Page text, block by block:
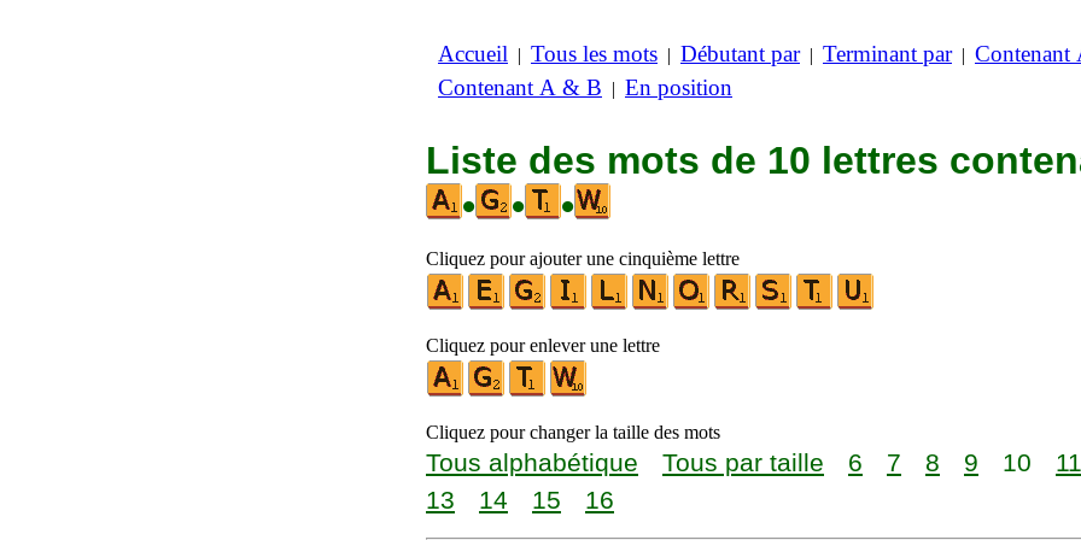
Accueil | Tous les mots | Débutant par| Terminant par| Contenant
Contenant A & B | En position
Liste des mots de 10 lettres
•
• •
Cliquez pour ajouter une cinquième lettre
Cliquez pour enlever une lettre
Cliquez pour changer la taille des mots
Tous alphabétique Tous par taille 6 7 8 9 10 11
13
14 15 16